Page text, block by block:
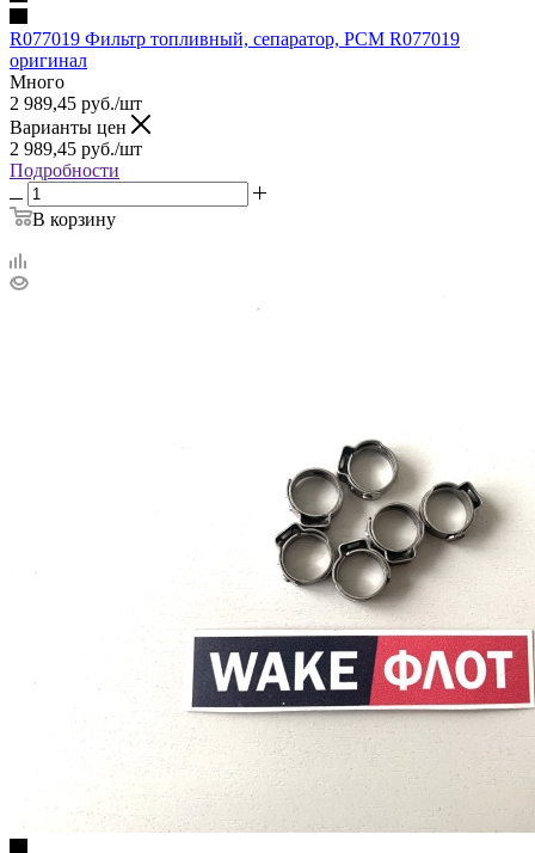
R077019 Фильтр топливный, сепаратор, PCM R077019
оригинал
Много
2 989,45 руб./шт
Варианты цен
2 989,45 руб./шт
Подробности
В корзину